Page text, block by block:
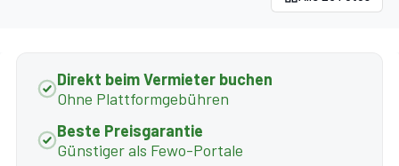
Direkt beim Vermieter buchen
Ohne Plattformgebühren
Beste Preisgarantie
Günstiger als Fewo-Portale